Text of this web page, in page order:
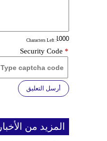
: Characters Left
Security Code *
أرسل التعليق
المزيد من الأخبار